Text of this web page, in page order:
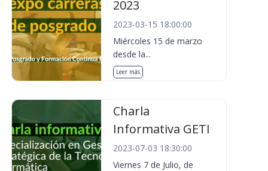
2023
2023-03-15 18:00:00
Miércoles 15 de marzo
desde la...
Leer más
Charla
Informativa GETI
2023-07-03 18:30:00
Viernes 7 de Julio, de